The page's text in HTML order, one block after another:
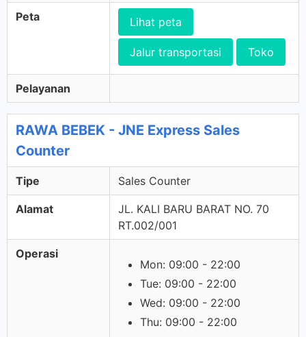
Peta Lihat peta
Jalur transportasi Toko
Pelayanan
RAWA BEBEK - JNE Express Sales
Counter
Tipe Sales Counter
Alamat
JL. KALI BARU BARAT NO. 70
RT.002/001
Operasi
Mon: 09:00 - 22:00
Tue: 09:00 - 22:00
Wed: 09:00 - 22:00
Thu: 09:00 - 22:00